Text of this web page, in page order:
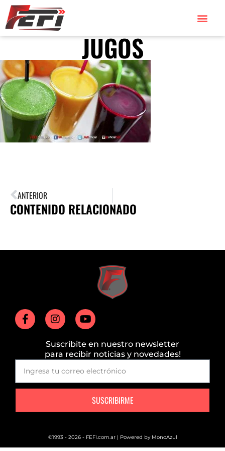
JUGOS
ANTERIOR
CONTENIDO RELACIONADO
Suscribite en nuestro newsletter
para recibir noticias y novedades!
SUSCRIBIRME
©1993 - 2026 - FEFI.com.ar | Powered by MonoAzul